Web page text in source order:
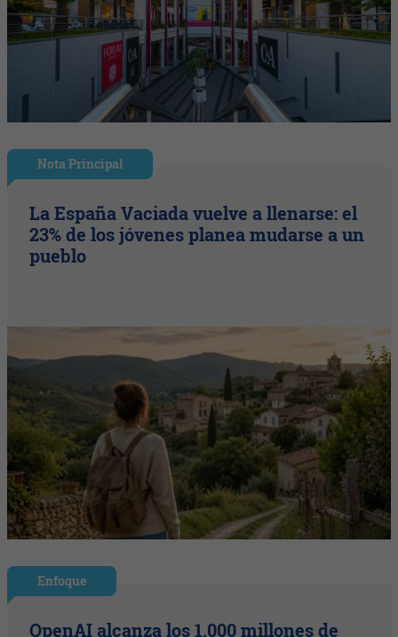
Nota Principal
La España Vaciada vuelve a llenarse: el
23% de los jóvenes planea mudarse a un
pueblo
Enfoque
OpenAI alcanza los 1.000 millones de